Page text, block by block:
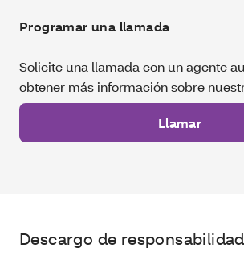
Programar una llamada
Solicite una llamada con un agente
obtener más información sobre
Llamar
Descargo de responsabilidad